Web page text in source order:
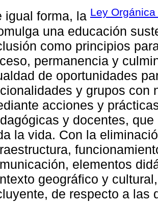
igual forma, la Ley
una educación
como principios
permanencia y
de oportunidades
y grupos con
acciones y
y docentes,
la vida. Con la
elementos
geográfico y
de respecto a las